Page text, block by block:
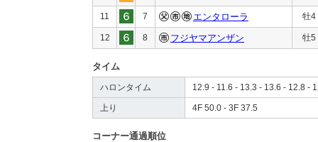
11 7 エンタローラ 牡4
12 8 フジヤマアンザン 牡5
タイム
ハロンタイム 12.9 - 11.6 - 13.3 - 13.6 - 12.8 -
上り 4F 50.0 - 3F 37.5
コーナー通過順位